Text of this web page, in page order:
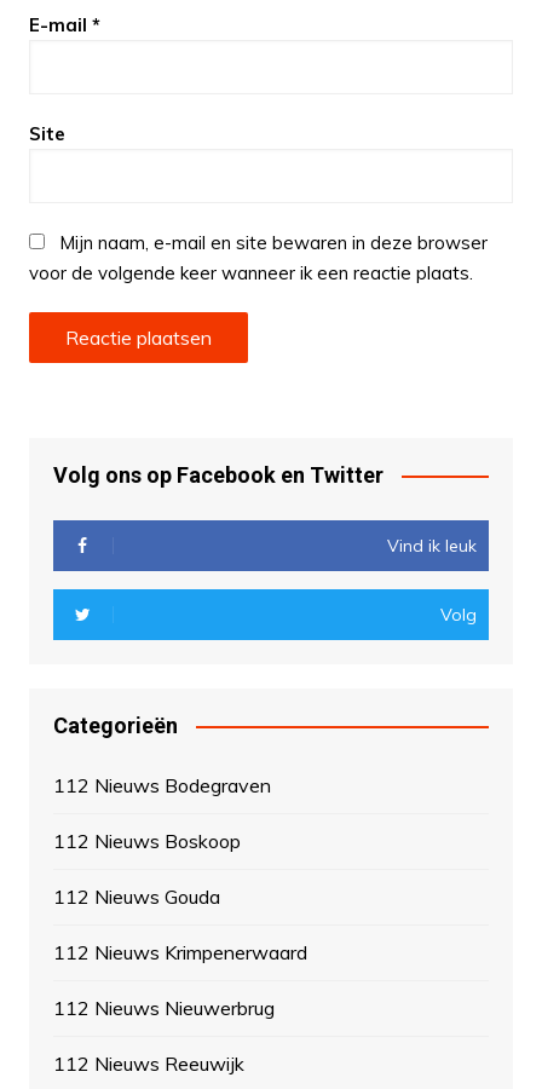
E-mail *
Site
Mijn naam, e-mail en site bewaren in deze browser
voor de volgende keer wanneer ik een reactie plaats.
Volg ons op Facebook en Twitter
Vind ik leuk
Volg
Categorieën
112 Nieuws Bodegraven
112 Nieuws Boskoop
112 Nieuws Gouda
112 Nieuws Krimpenerwaard
112 Nieuws Nieuwerbrug
112 Nieuws Reeuwijk